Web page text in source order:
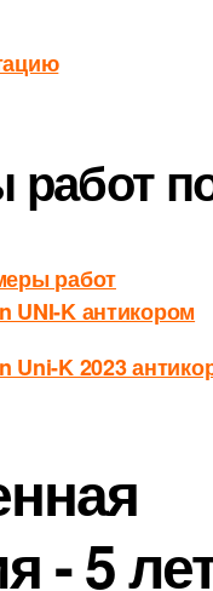
работ
UNI-K антикором
Uni-K 2023
- 5